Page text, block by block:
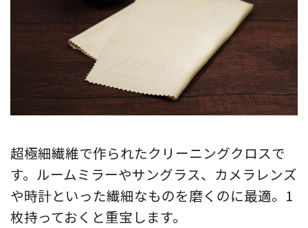
超極細繊維で作られたクリーニングクロスで
す。ルームミラーやサングラス、カメラレンズ
や時計といった繊細なものを磨くのに最適。1
枚持っておくと重宝します。